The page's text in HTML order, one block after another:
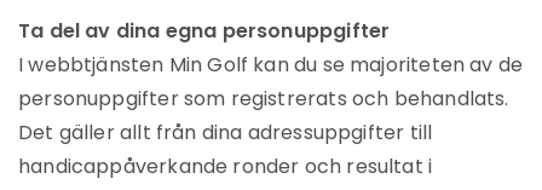
Ta del av dina egna personuppgifter
I webbtjänsten Min Golf kan du se majoriteten av de
personuppgifter som registrerats och behandlats.
Det gäller allt från dina adressuppgifter till
handicappåverkande ronder och resultat i